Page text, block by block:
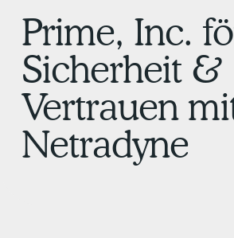
Prime, Inc.
Sicherheit &
Vertrauen
Netradyne